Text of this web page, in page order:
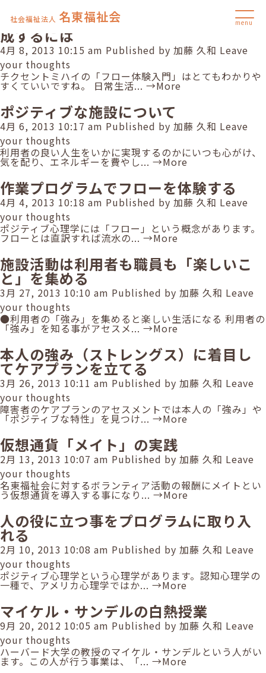
社会福祉法人 名東福祉会 menu
Author Archives for 加藤 久和
施設プログラムの活動内容をうまく構
成するには
4月 8, 2013 10:15 am Published by 加藤 久和 Leave
your thoughts
チクセントミハイの「フロー体験入門」はとてもわかりや
すくていいですね。 日常生活...→More
ポジティブな施設について
4月 6, 2013 10:17 am Published by 加藤 久和 Leave
your thoughts
利用者の良い人生をいかに実現するのかにいつも心がけ、
気を配り、エネルギーを費やし... →More
作業プログラムでフローを体験する
4月 4, 2013 10:18 am Published by 加藤 久和 Leave
your thoughts
ポジティブ心理学には「フロー」という概念があります。
フローとは直訳すれば流水の...→More
施設活動は利用者も職員も「楽しいこ
と」を集める
3月 27, 2013 10:10 am Published by 加藤 久和 Leave
your thoughts
●利用者の「強み」を集めると楽しい生活になる 利用者の
「強み」を知る事がアセスメ...→More
本人の強み（ストレングス）に着目し
てケアプランを立てる
3月 26, 2013 10:11 am Published by 加藤 久和 Leave
your thoughts
障害者のケアプランのアセスメントでは本人の「強み」や
「ポジティブな特性」を見つけ... →More
仮想通貨「メイト」の実践
2月 13, 2013 10:07 am Published by 加藤 久和 Leave
your thoughts
名東福祉会に対するボランティア活動の報酬にメイトとい
う仮想通貨を導入する事になり...→More
人の役に立つ事をプログラムに取り入
れる
2月 10, 2013 10:08 am Published by 加藤 久和 Leave
your thoughts
ポジティブ心理学という心理学があります。認知心理学の
一種で、アメリカ心理学ではか... →More
マイケル・サンデルの白熱授業
9月 20, 2012 10:05 am Published by 加藤 久和 Leave
your thoughts
ハーバード大学の教授のマイケル・サンデルという人がい
ます。この人が行う事業は、「... →More